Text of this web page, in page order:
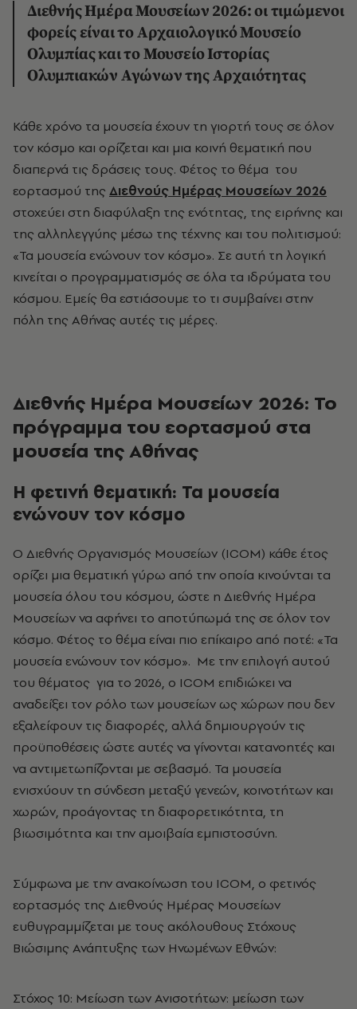
Διεθνής Ημέρα Μουσείων 2026: οι τιμώμενοι
φορείς είναι το Αρχαιολογικό Μουσείο
Ολυμπίας και το Μουσείο Ιστορίας
Ολυμπιακών Αγώνων της Αρχαιότητας
Κάθε χρόνο τα μουσεία έχουν τη γιορτή τους σε όλον
τον κόσμο και ορίζεται και μια κοινή θεματική που
διαπερνά τις δράσεις τους. Φέτος το θέμα του
εορτασμού της Διεθνούς Ημέρας Μουσείων 2026
στοχεύει στη διαφύλαξη της ενότητας, της ειρήνης και
της αλληλεγγύης μέσω της τέχνης και του πολιτισμού:
«Τα μουσεία ενώνουν τον κόσμο». Σε αυτή τη λογική
κινείται ο προγραμματισμός σε όλα τα ιδρύματα του
κόσμου. Εμείς θα εστιάσουμε το τι συμβαίνει στην
πόλη της Αθήνας αυτές τις μέρες.
Διεθνής Ημέρα Μουσείων 2026: Το
πρόγραμμα του εορτασμού στα
μουσεία της Αθήνας
Η φετινή θεματική: Τα μουσεία
ενώνουν τον κόσμο
Ο Διεθνής Οργανισμός Μουσείων (ΙCOM) κάθε έτος
ορίζει μια θεματική γύρω από την οποία κινούνται τα
μουσεία όλου του κόσμου, ώστε η Διεθνής Ημέρα
Μουσείων να αφήνει το αποτύπωμά της σε όλον τον
κόσμο. Φέτος το θέμα είναι πιο επίκαιρο από ποτέ: «Τα
μουσεία ενώνουν τον κόσμο». Με την επιλογή αυτού
του θέματος για το 2026, ο ICOM επιδιώκει να
αναδείξει τον ρόλο των μουσείων ως χώρων που δεν
εξαλείφουν τις διαφορές, αλλά δημιουργούν τις
προϋποθέσεις ώστε αυτές να γίνονται κατανοητές και
να αντιμετωπίζονται με σεβασμό. Τα μουσεία
ενισχύουν τη σύνδεση μεταξύ γενεών, κοινοτήτων και
χωρών, προάγοντας τη διαφορετικότητα, τη
βιωσιμότητα και την αμοιβαία εμπιστοσύνη.
Σύμφωνα με την ανακοίνωση του ΙCOM, o φετινός
εορτασμός της Διεθνούς Ημέρας Μουσείων
ευθυγραμμίζεται με τους ακόλουθους Στόχους
Βιώσιμης Ανάπτυξης των Ηνωμένων Εθνών:
Στόχος 10: Μείωση των Ανισοτήτων: μείωση των